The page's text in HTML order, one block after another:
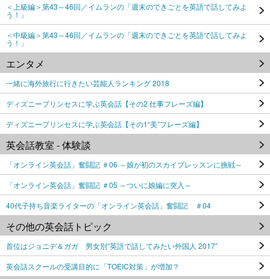
＜上級編＞第43～46回／イムランの「週末のできごとを英語で話してみよ
う！」
＜中級編＞第43～46回／イムランの「週末のできごとを英語で話してみよ
う！」
エンタメ
一緒に海外旅行に行きたい芸能人ランキング 2018
ディズニープリンセスに学ぶ英会話【その2 仕事フレーズ編】
ディズニープリンセスに学ぶ英会話【その1“美”フレーズ編】
英会話教室 - 体験談
「オンライン英会話」奮闘記 ＃06 ～娘が初のスカイプレッスンに挑戦～
「オンライン英会話」奮闘記 ＃05 ～ついに娘編に突入～
40代子持ち音楽ライターの「オンライン英会話」奮闘記 ＃04
その他の英会話トピック
首位はジョニデ＆ガガ 男女別“英語で話してみたい外国人 2017”
英会話スクールの受講目的に「TOEIC対策」が増加？